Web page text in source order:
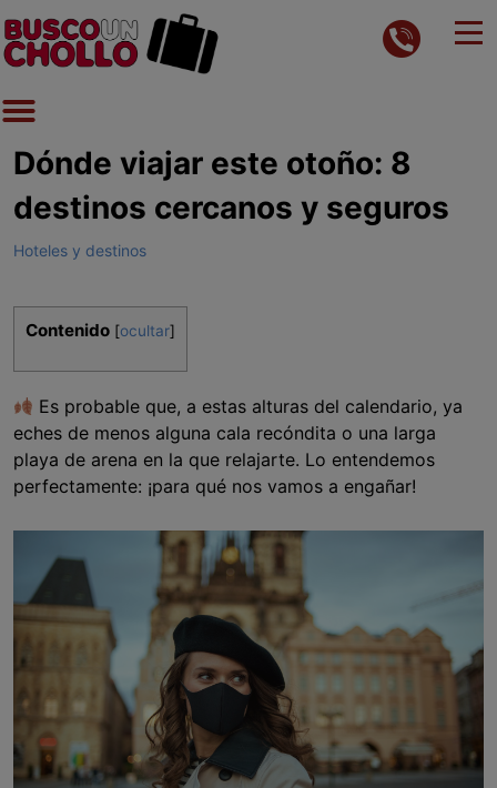
Dónde viajar este otoño: 8
destinos cercanos y seguros
Hoteles y destinos
Contenido [ocultar]
Es probable que, a estas alturas del calendario, ya
eches de menos alguna cala recóndita o una larga
playa de arena en la que relajarte. Lo entendemos
perfectamente: ¡para qué nos vamos a engañar!